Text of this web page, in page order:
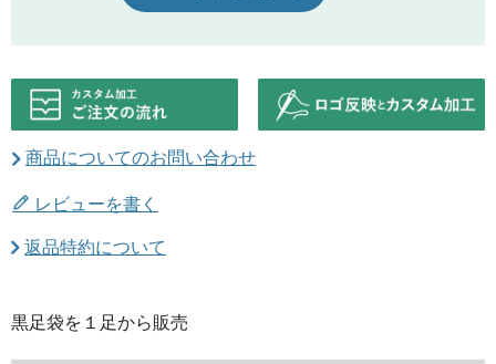
商品についてのお問い合わせ
レビューを書く
返品特約について
黒足袋を１足から販売